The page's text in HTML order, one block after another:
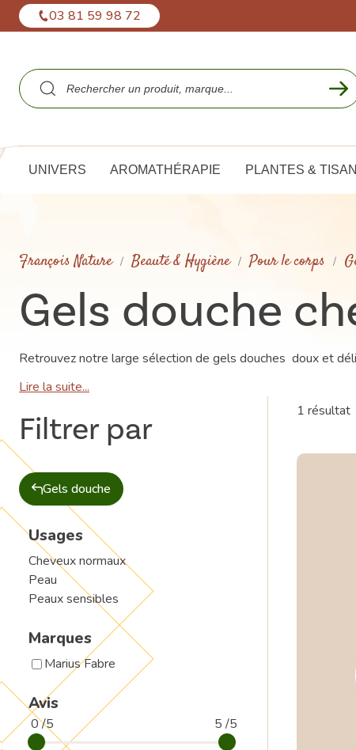
03 81 59 98 72
UNIVERS AROMATHÉRAPIE PLANTES &
François Nature Beauté & Hygiène Pour le corps
Gels douche
Retrouvez notre large sélection de gels douches doux et
Lire la suite...
Filtrer par
Gels douche
Usages
Cheveux normaux
Peau
Peaux sensibles
Marques
Marius Fabre
Avis
0 /5 5 /5
1 résultat
Panneau de gestion des cookies